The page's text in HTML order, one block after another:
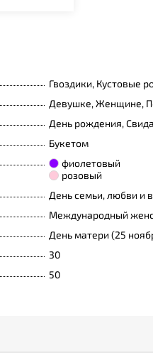
Гвоздики, Кустовые
Девушке, Женщине,
День рождения,
Букетом
фиолетовый
розовый
День семьи, любви и
Международный
День матери (25
30
50